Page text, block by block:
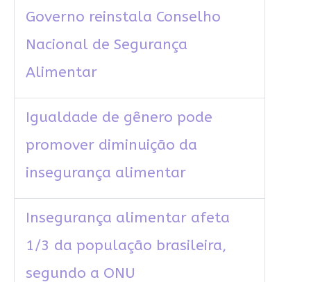
Governo reinstala Conselho
Nacional de Segurança
Alimentar
Igualdade de gênero pode
promover diminuição da
insegurança alimentar
Insegurança alimentar afeta
1/3 da população brasileira,
segundo a ONU